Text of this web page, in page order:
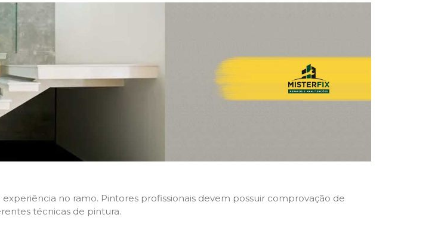
no ramo. Pintores profissionais devem possuir comprovação de
técnicas de pintura.